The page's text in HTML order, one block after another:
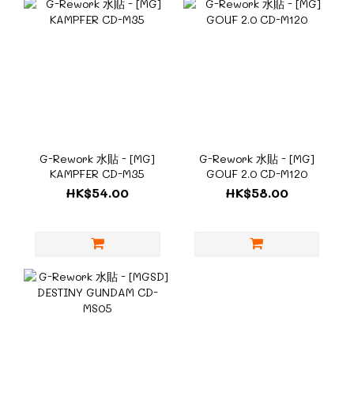
G-Rework 水貼 - [MG]
KAMPFER CD-M35
HK$54.00
G-Rework 水貼 - [MG]
GOUF 2.0 CD-M120
HK$58.00